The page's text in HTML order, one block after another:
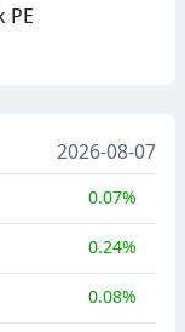
PE
2026-08-07
0.07%
0.24%
0.08%